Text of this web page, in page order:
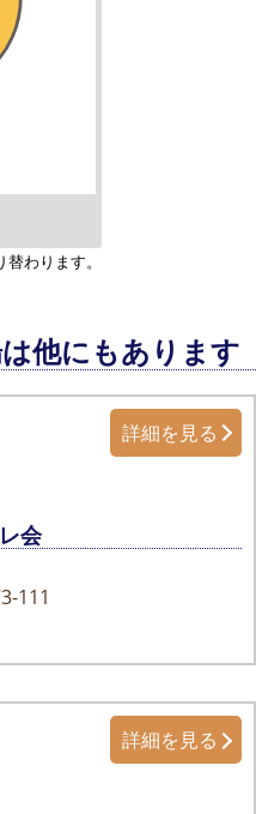
わります。
他にもあります
会
111
詳細を見る
詳細を見る